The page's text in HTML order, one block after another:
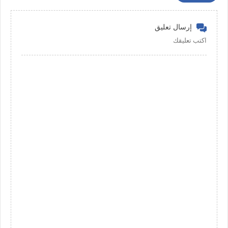
إرسال تعليق
اكتب تعليقك